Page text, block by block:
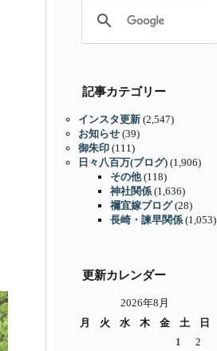
記事カテゴリー
インスタ更新 (2,547)
お知らせ (39)
御朱印 (111)
日々八百万(ブログ) (1,906)
その他(118)
神社関係 (1,636)
禰宜嫁ブログ(28)
長崎・諫早関係 (1,053)
更新カレンダー
2026年8月
月
火 水 木 金 土
日
1
2